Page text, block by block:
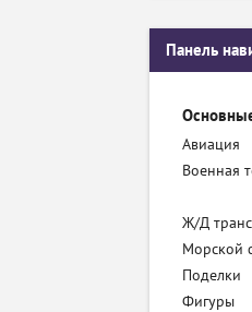
Панель
Авиация
Военная
Ж/Д
Морской
Поделки
Фигуры